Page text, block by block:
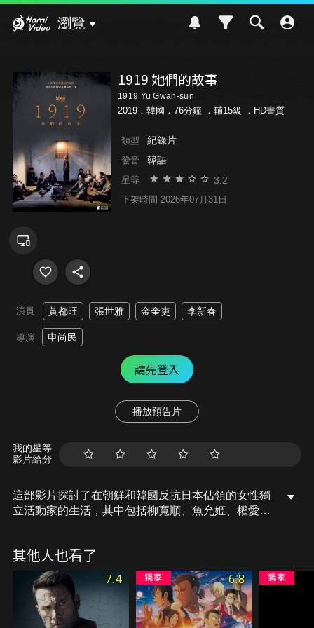
瀏覽
1919 她們的故事
1919 Yu Gwan-sun
2019．韓國．76分鐘 ． 輔15級 ．HD畫質
類型 紀錄片
發音 韓語
星等 3.2
下架時間 2026年07月31日
演員 黃都旺 張世雅 金奎吏 李新春
導演 申尚民
請先登入
播放預告片
我的星等
影片給分
這部影片探討了在朝鮮和韓國反抗日本佔領的女性獨
立活動家的生活，其中包括柳寬順、魚允姬、權愛
其他人也看了
7.4 6.8